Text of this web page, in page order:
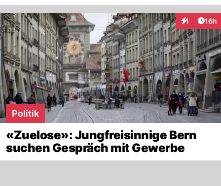
1 16h
Politik
«Zuelose»: Jungfreisinnige Bern
suchen Gespräch mit Gewerbe